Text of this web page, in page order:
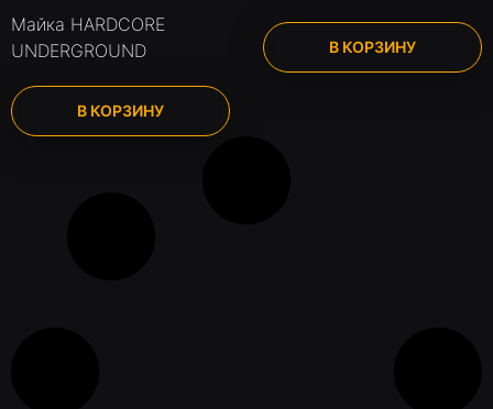
Майка HARDCORE
UNDERGROUND
В КОРЗИНУ
В КОРЗИНУ